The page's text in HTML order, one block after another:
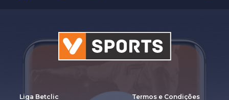
Liga Betclic Termos e Condições